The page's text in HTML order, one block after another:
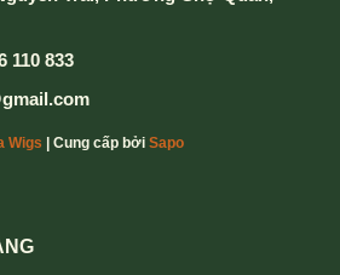
110 833
Wigs | Cung cấp bởi Sapo